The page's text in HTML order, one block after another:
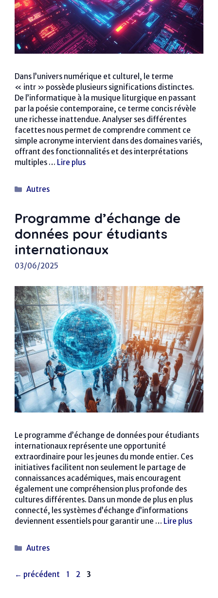
Dans l’univers numérique et culturel, le terme
« intr » possède plusieurs significations distinctes.
De l’informatique à la musique liturgique en passant
par la poésie contemporaine, ce terme concis révèle
une richesse inattendue. Analyser ses différentes
facettes nous permet de comprendre comment ce
simple acronyme intervient dans des domaines variés,
offrant des fonctionnalités et des interprétations
multiples … Lire plus
Catégories
Autres
Programme d’échange de
données pour étudiants
internationaux
03/06/2025
Le programme d’échange de données pour étudiants
internationaux représente une opportunité
extraordinaire pour les jeunes du monde entier. Ces
initiatives facilitent non seulement le partage de
connaissances académiques, mais encouragent
également une compréhension plus profonde des
cultures différentes. Dans un monde de plus en plus
connecté, les systèmes d’échange d’informations
deviennent essentiels pour garantir une … Lire plus
Catégories
Autres
← précédent Page
1 Page
2 Page
3